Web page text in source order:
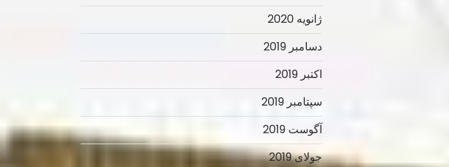
ژانویه 2020
دسامبر 2019
اکتبر 2019
سپتامبر 2019
آگوست 2019
جولای 2019